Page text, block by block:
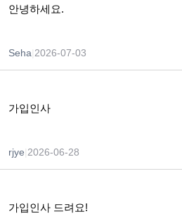
안녕하세요.
Seha 2026-07-03
가입인사
rjye 2026-06-28
가입인사 드려요!